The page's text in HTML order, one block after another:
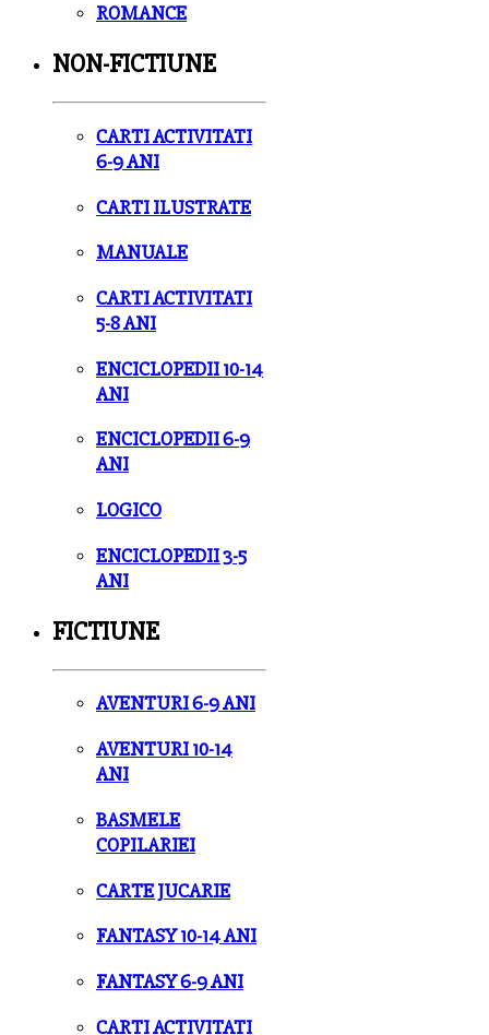
ROMANCE
NON-FICTIUNE
CARTI ACTIVITATI
6-9 ANI
CARTI ILUSTRATE
MANUALE
CARTI ACTIVITATI
5-8 ANI
ENCICLOPEDII 10-14
ANI
ENCICLOPEDII 6-9
ANI
LOGICO
ENCICLOPEDII 3-5
ANI
FICTIUNE
AVENTURI 6-9 ANI
AVENTURI 10-14
ANI
BASMELE
COPILARIEI
CARTE JUCARIE
FANTASY 10-14 ANI
FANTASY 6-9 ANI
CARTI ACTIVITATI